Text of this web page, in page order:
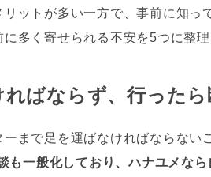
ットが多い一方で、事前に知っ
多く寄せられる不安を5つに整
ばならず、行った
まで足を運ばなければならない
も一般化しており、ハナユメな